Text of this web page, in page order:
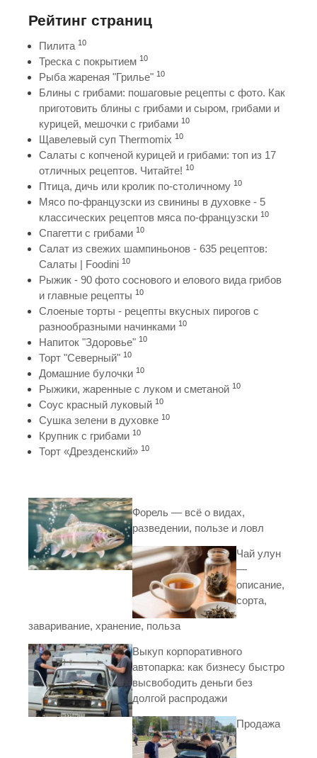
Рейтинг страниц
Пилита 10
Треска с покрытием 10
Рыба жареная "Грилье" 10
Блины с грибами: пошаговые рецепты с фото. Как
приготовить блины с грибами и сыром, грибами и
курицей, мешочки с грибами 10
Щавелевый суп Thermomix 10
Салаты с копченой курицей и грибами: топ из 17
отличных рецептов. Читайте! 10
Птица, дичь или кролик по-столичному 10
Мясо по-французски из свинины в духовке - 5
классических рецептов мяса по-французски 10
Спагетти с грибами 10
Салат из свежих шампиньонов - 635 рецептов:
Салаты | Foodini 10
Рыжик - 90 фото соснового и елового вида грибов
и главные рецепты 10
Слоеные торты - рецепты вкусных пирогов с
разнообразными начинками 10
Напиток "Здоровье" 10
Торт "Северный" 10
Домашние булочки 10
Рыжики, жаренные с луком и сметаной 10
Соус красный луковый 10
Сушка зелени в духовке 10
Крупник с грибами 10
Торт «Дрезденский» 10
Форель — всё о видах,
разведении, пользе и ловл
Чай улун
—
описание,
сорта,
заваривание, хранение, польза
Выкуп корпоративного
автопарка: как бизнесу быстро
высвободить деньги без
долгой распродажи
Продажа